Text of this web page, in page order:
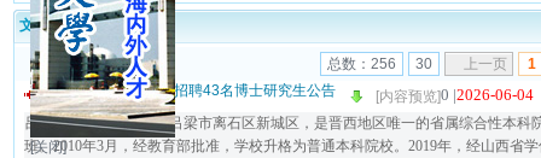
[关闭]
文章标题
总数：256 30 上一页
1
吕梁学院2026年公开招聘43名博士研究生公告
[内容预览]0 |2026-06-04
吕梁学院坐落在山西省吕梁市离石区新城区，是晋西地区唯一的省属综合性本科
班。2010年3月，经教育部批准，学校升格为普通本科院校。2019年，经山西省